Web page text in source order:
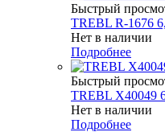
Быстрый
TREBL R-1676
Нет в наличии
Подробнее
Быстрый
TREBL X40049
Нет в наличии
Подробнее